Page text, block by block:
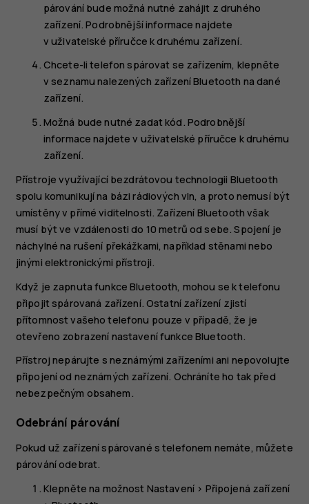
párování bude možná nutné zahájit z druhého
zařízení. Podrobnější informace najdete
v uživatelské příručce k druhému zařízení.
Chcete-li telefon spárovat se zařízením, klepněte
v seznamu nalezených zařízení Bluetooth na dané
zařízení.
Možná bude nutné zadat kód. Podrobnější
informace najdete v uživatelské příručce k druhému
zařízení.
Přístroje využívající bezdrátovou technologii Bluetooth
spolu komunikují na bázi rádiových vln, a proto nemusí být
umístěny v přímé viditelnosti. Zařízení Bluetooth však
musí být ve vzdálenosti do 10 metrů od sebe. Spojení je
náchylné na rušení překážkami, například stěnami nebo
jinými elektronickými přístroji.
Když je zapnuta funkce Bluetooth, mohou se k telefonu
připojit spárovaná zařízení. Ostatní zařízení zjistí
přítomnost vašeho telefonu pouze v případě, že je
otevřeno zobrazení nastavení funkce Bluetooth.
Přístroj nepárujte s neznámými zařízeními ani nepovolujte
připojení od neznámých zařízení. Ochráníte ho tak před
nebezpečným obsahem.
Odebrání párování
Pokud už zařízení spárované s telefonem nemáte, můžete
párování odebrat.
Klepněte na možnost Nastavení > Připojená zařízení